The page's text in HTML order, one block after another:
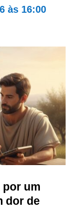
às 16:00
um
dor de